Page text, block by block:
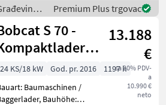
za palete hidrau
/
Premium Plus trgovac
S 70 -
mit Schaufel
13.188
€
sa 20% PDV-
a
10.990 €
neto
24 KS/18 kW God. pr. 2016
1197 h
Baumaschinen /
Bauhöhe: